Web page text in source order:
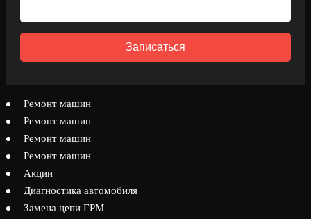
Записаться
Ремонт машин
Ремонт машин
Ремонт машин
Ремонт машин
Акции
Диагностика автомобиля
Замена цепи ГРМ